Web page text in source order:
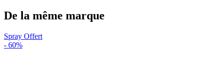
De la même marque
Spray Offert
- 60%